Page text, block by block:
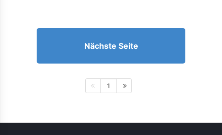
Nächste Seite
1